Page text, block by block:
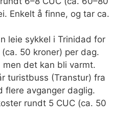
Enkelt å finne, og tar ca.
leie sykkel i Trinidad for
50 kroner) per dag.
men det kan bli varmt.
turistbuss (Transtur) fra
flere avganger daglig.
rundt 5 CUC (ca. 50